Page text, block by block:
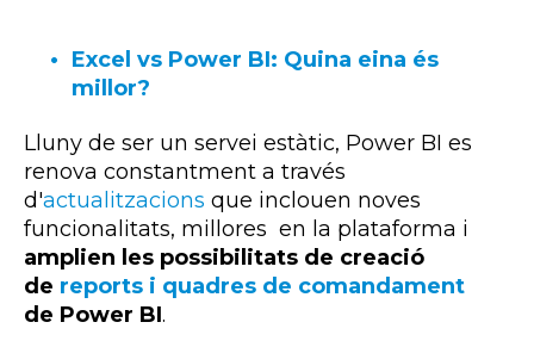
Excel vs Power BI: Quina eina és
millor?
Lluny de ser un servei estàtic, Power BI es
renova constantment a través
d'actualitzacions que inclouen noves
funcionalitats, millores en la plataforma i
amplien les possibilitats de creació
de reports i quadres de comandament
de Power BI.